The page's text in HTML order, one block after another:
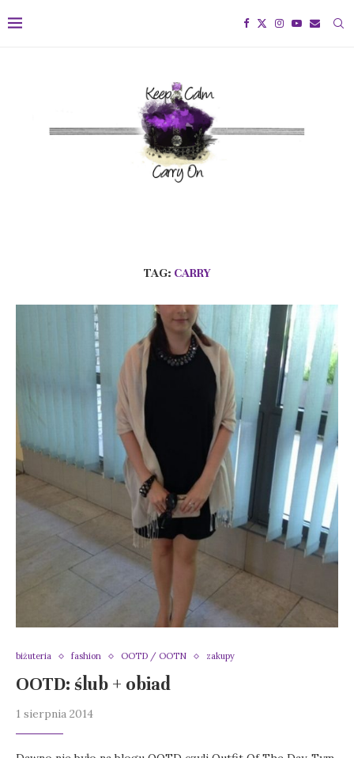
TAG: CARRY
biżuteria fashion OOTD / OOTN zakupy
OOTD: ślub + obiad
1 sierpnia 2014